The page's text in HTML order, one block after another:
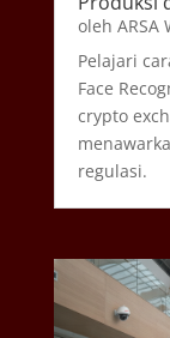
oleh ARSA
Pelajari
Face
crypto
regulasi.